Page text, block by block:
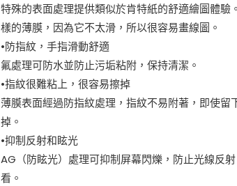
特殊的表面處理提供類似於肯特紙的舒適繪圖體驗
樣的薄膜，因為它不太滑，所以很容易畫線圖。
•防指紋，手指滑動舒適
氟處理可防水並防止污垢粘附，保持清潔。
•指紋很難粘上，很容易擦掉
薄膜表面經過防指紋處理，指紋不易附著，即使留
掉。
•抑制反射和眩光
AG（防眩光）處理可抑制屏幕閃爍，防止光線反
看。
數
量